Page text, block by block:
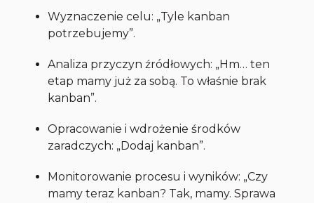
Wyznaczenie celu: „Tyle kanban
potrzebujemy”.
Analiza przyczyn źródłowych: „Hm… ten
etap mamy już za sobą. To właśnie brak
kanban”.
Opracowanie i wdrożenie środków
zaradczych: „Dodaj kanban”.
Monitorowanie procesu i wyników: „Czy
mamy teraz kanban? Tak, mamy. Sprawa